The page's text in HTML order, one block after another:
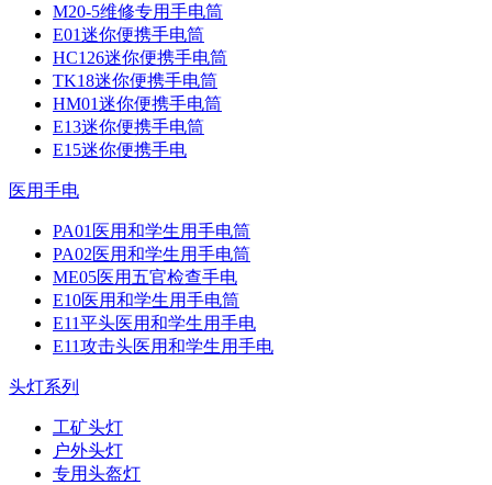
M20-5维修专用手电筒
E01迷你便携手电筒
HC126迷你便携手电筒
TK18迷你便携手电筒
HM01迷你便携手电筒
E13迷你便携手电筒
E15迷你便携手电
医用手电
PA01医用和学生用手电筒
PA02医用和学生用手电筒
ME05医用五官检查手电
E10医用和学生用手电筒
E11平头医用和学生用手电
E11攻击头医用和学生用手电
头灯系列
工矿头灯
户外头灯
专用头盔灯